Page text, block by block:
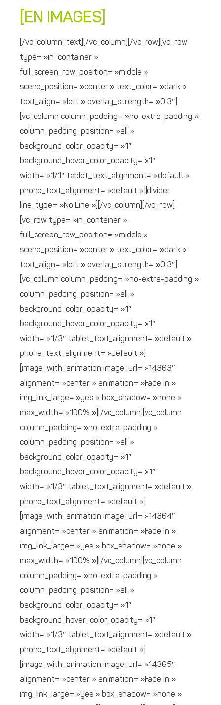
[EN IMAGES]
[/vc_column_text][/vc_column][/vc_row][vc_row
type= »in_container »
full_screen_row_position= »middle »
scene_position= »center » text_color= »dark »
text_align= »left » overlay_strength= »0.3″]
[vc_column column_padding= »no-extra-padding »
column_padding_position= »all »
background_color_opacity= »1″
background_hover_color_opacity= »1″
width= »1/1″ tablet_text_alignment= »default »
phone_text_alignment= »default »][divider
line_type= »No Line »][/vc_column][/vc_row]
[vc_row type= »in_container »
full_screen_row_position= »middle »
scene_position= »center » text_color= »dark »
text_align= »left » overlay_strength= »0.3″]
[vc_column column_padding= »no-extra-padding »
column_padding_position= »all »
background_color_opacity= »1″
background_hover_color_opacity= »1″
width= »1/3″ tablet_text_alignment= »default »
phone_text_alignment= »default »]
[image_with_animation image_url= »14363″
alignment= »center » animation= »Fade In »
img_link_large= »yes » box_shadow= »none »
max_width= »100% »][/vc_column][vc_column
column_padding= »no-extra-padding »
column_padding_position= »all »
background_color_opacity= »1″
background_hover_color_opacity= »1″
width= »1/3″ tablet_text_alignment= »default »
phone_text_alignment= »default »]
[image_with_animation image_url= »14364″
alignment= »center » animation= »Fade In »
img_link_large= »yes » box_shadow= »none »
max_width= »100% »][/vc_column][vc_column
column_padding= »no-extra-padding »
column_padding_position= »all »
background_color_opacity= »1″
background_hover_color_opacity= »1″
width= »1/3″ tablet_text_alignment= »default »
phone_text_alignment= »default »]
[image_with_animation image_url= »14365″
alignment= »center » animation= »Fade In »
img_link_large= »yes » box_shadow= »none »